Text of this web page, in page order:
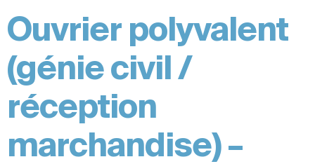
Ouvrier polyvalent
(génie civil /
réception
marchandise) –